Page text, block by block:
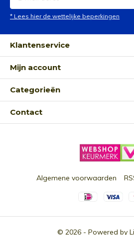
* Lees hier de wettelijke beperkingen
Klantenservice
Mijn account
Categorieën
Contact
© 2026 - Powered by
Algemene voorwaarden